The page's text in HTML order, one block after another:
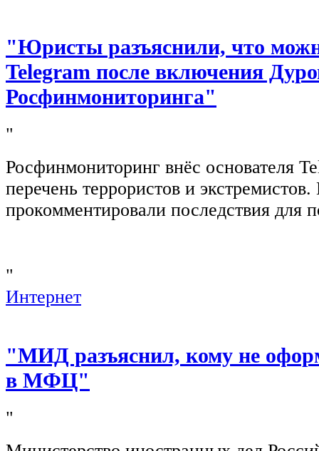
"Юристы разъяснили, что
Telegram после включения
Росфинмониторинга"
"
Росфинмониторинг внёс основателя
перечень террористов и
прокомментировали последствия для
"
Интернет
"МИД разъяснил, кому не
в МФЦ"
"